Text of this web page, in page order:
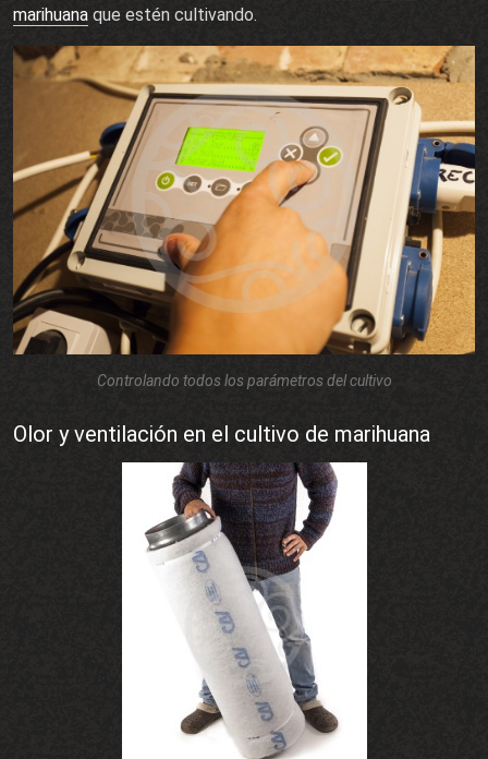
marihuana que estén cultivando.
Controlando todos los parámetros del cultivo
Olor y ventilación en el cultivo de marihuana